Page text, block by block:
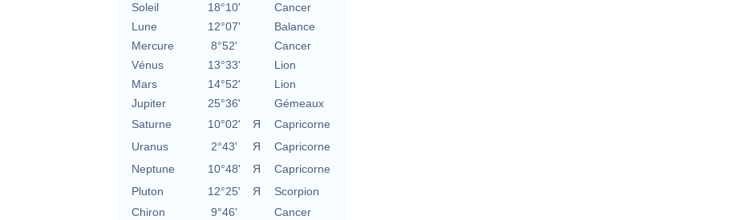
Soleil 18°10'
Cancer
Lune
12°07'
Balance
Mercure
8°52'
Cancer
Vénus
13°33'
Lion
Mars
14°52'
Lion
Jupiter
25°36'
Gémeaux
Saturne
10°02' Я
Capricorne
Uranus
2°43' Я
Capricorne
Neptune
10°48' Я
Capricorne
Pluton
12°25' Я
Scorpion
Chiron
9°46'
Cancer